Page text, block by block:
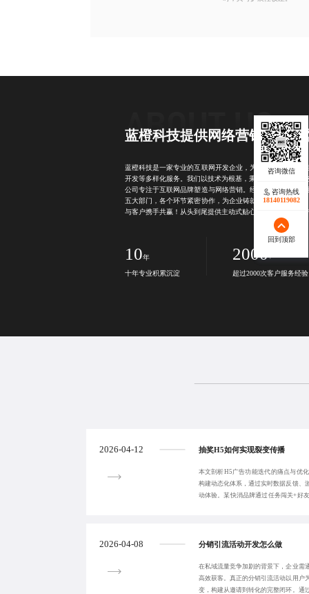
蓝橙科技提供网络营销活动专
蓝橙科技是一家专业的互联网开发企业，为众多品牌提供
开发等多样化服务。我们以技术为根基，秉持诚信经营的理
公司专注于互联网品牌塑造与网络营销。经过10年的积累，
五大部门，各个环节紧密协作，为企业铸就高端互联网产
与客户携手共赢！从头到尾提供主动式贴心服务，竭力让客
10年
十年专业积累沉淀
2000+
超过2000次客户服务经验
2026-04-12 抽奖H5如何实现裂变传播
本文剖析H5广告功能迭代的痛点与优
构建动态化体系，通过实时数据反馈、
动体验。某快消品牌通过任务闯关+好
2026-04-08 分销引流活动开发怎么做
在私域流量竞争加剧的背景下，企业需
高效获客。真正的分销引流活动以用户
变，构建从邀请到转化的完整闭环。通
咨询热线
18140119082
回到顶部
咨询热线
18140119082
回到顶部